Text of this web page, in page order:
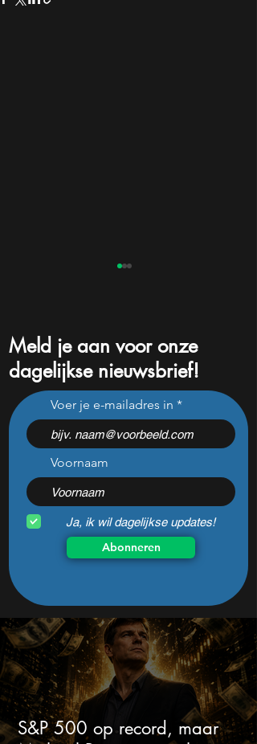
AEX Koers: kan de index
standhouden terwijl VS-
macrocijfers ontbreken?
Meld je aan voor onze
dagelijkse nieuwsbrief!
Voer je e-mailadres in
Voornaam
Ja, ik wil dagelijkse updates!
Abonneren
S&P 500 op record, maar